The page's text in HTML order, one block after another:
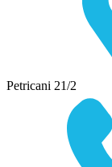
Petricani 21/2